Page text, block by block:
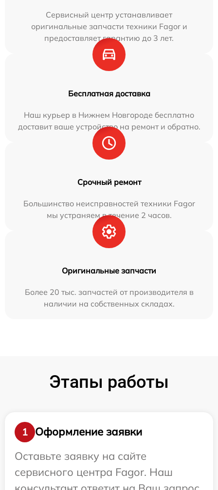
Сервисный центр устанавливает
оригинальные запчасти техники Fagor и
предоставляет гарантию до 3 лет.
Бесплатная доставка
Наш курьер в Нижнем Новгороде бесплатно
доставит ваше устройство на ремонт и обратно.
Срочный ремонт
Большинство неисправностей техники Fagor
мы устраняем в течение 2 часов.
Оригинальные запчасти
Более 20 тыс. запчастей от производителя в
наличии на собственных складах.
Этапы работы
1
Оформление заявки
Оставьте заявку на сайте
сервисного центра Fagor. Наш